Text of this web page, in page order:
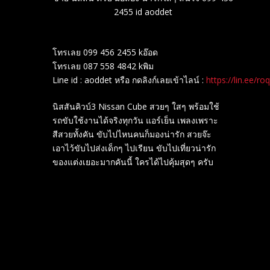
2455 id aoddet
โทรเลย 099 456 2455 kอ๊อด
โทรเลย 087 558 4842 kพิม
Line id : aoddet หรือ กดลิงก์เลยเข้าไลน์ : https://lin.ee/
นิสสันคิวบ์3 Nissan Cube สวยๆ ใสๆ พร้อมใช้
รถขับใช้งานได้จริงทุกวัน แอร์เย็น เพลงเพราะ
สีสวยทั้งคัน ขับไปไหนคนก็มองน่ารัก สวยจ๊ะ
เอาไว้ขับไปส่งเด็กๆ ไปเรียน ขับไปเที่ยวน่ารัก
ของแต่งเยอะมากคันนี้ ใครได้ไปคุ้มสุดๆ ครับ